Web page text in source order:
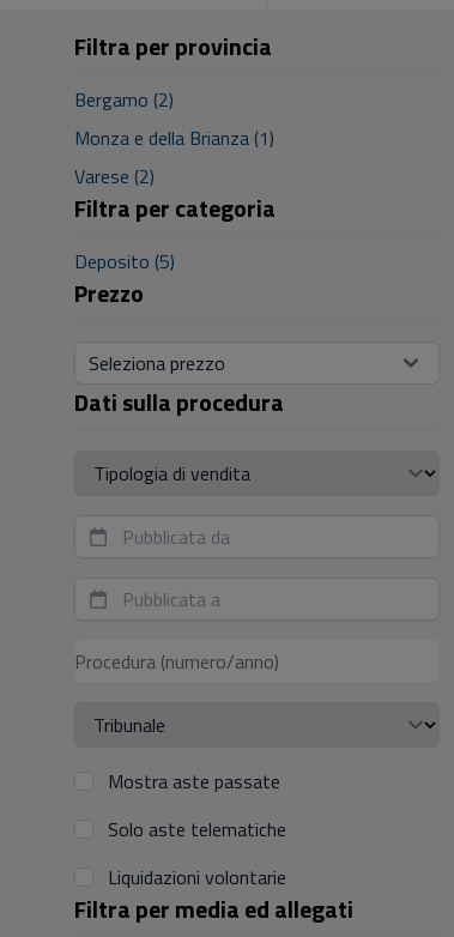
Filtra per provincia
Bergamo (2)
Monza e della Brianza (1)
Varese (2)
Filtra per categoria
Deposito (5)
Prezzo
Seleziona prezzo
Dati sulla procedura
Tipologia di vendita
Mostra aste passate
Solo aste telematiche
Liquidazioni volontarie
Filtra per media ed allegati